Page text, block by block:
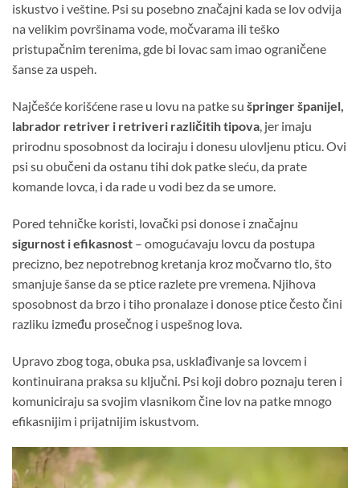
iskustvo i veštine. Psi su posebno značajni kada se lov odvija
na velikim površinama vode, močvarama ili teško
pristupačnim terenima, gde bi lovac sam imao ograničene
šanse za uspeh.
Najčešće korišćene rase u lovu na patke su špringer španijel,
labrador retriver i retriveri različitih tipova, jer imaju
prirodnu sposobnost da lociraju i donesu ulovljenu pticu. Ovi
psi su obučeni da ostanu tihi dok patke sleću, da prate
komande lovca, i da rade u vodi bez da se umore.
Pored tehničke koristi, lovački psi donose i značajnu
sigurnost i efikasnost – omogućavaju lovcu da postupa
precizno, bez nepotrebnog kretanja kroz močvarno tlo, što
smanjuje šanse da se ptice razlete pre vremena. Njihova
sposobnost da brzo i tiho pronalaze i donose ptice često čini
razliku između prosečnog i uspešnog lova.
Upravo zbog toga, obuka psa, usklađivanje sa lovcem i
kontinuirana praksa su ključni. Psi koji dobro poznaju teren i
komuniciraju sa svojim vlasnikom čine lov na patke mnogo
efikasnijim i prijatnijim iskustvom.